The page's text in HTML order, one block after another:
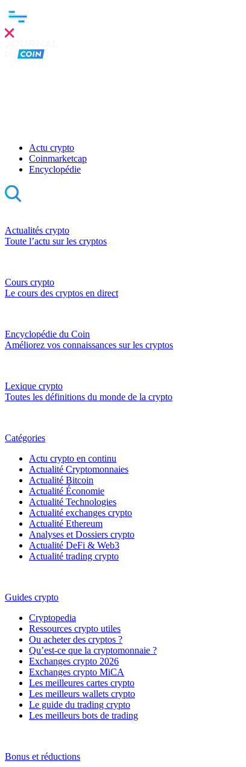
Actu crypto
Coinmarketcap
Encyclopédie
Actualités crypto
Toute l’actu sur les cryptos
Cours crypto
Le cours des cryptos en direct
Encyclopédie du Coin
Améliorez vos connaissances sur les cryptos
Lexique crypto
Toutes les définitions du monde de la crypto
Catégories
Actu crypto en continu
Actualité Cryptomonnaies
Actualité Bitcoin
Actualité Économie
Actualité Technologies
Actualité exchanges crypto
Actualité Ethereum
Analyses et Dossiers crypto
Actualité DeFi & Web3
Actualité trading crypto
Guides crypto
Cryptopedia
Ressources crypto utiles
Ou acheter des cryptos ?
Qu’est-ce que la cryptomonnaie ?
Exchanges crypto 2026
Exchanges crypto MiCA
Les meilleures cartes crypto
Les meilleurs wallets crypto
Le guide du trading crypto
Les meilleurs bots de trading
Bonus et réductions